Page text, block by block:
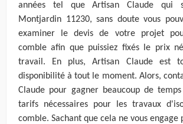
années tel que Artisan Claude qui
Montjardin 11230, sans doute vous
examiner le devis de votre projet
comble afin que puissiez fixés le prix
travail. En plus, Artisan Claude est
disponibilité à tout le moment. Alors,
Claude pour gagner beaucoup de
tarifs nécessaires pour les travaux
comble. Sachant que cela ne vous engage